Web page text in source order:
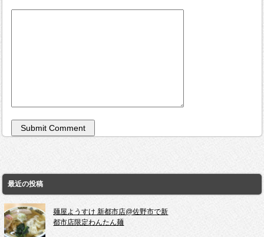
最近の投稿
麺屋ようすけ 新都市店@佐野市で新
都市店限定わんたん麺